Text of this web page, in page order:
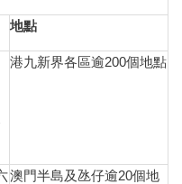
地點
港九新界各區逾200個地點
澳門半島及氹仔逾20個地